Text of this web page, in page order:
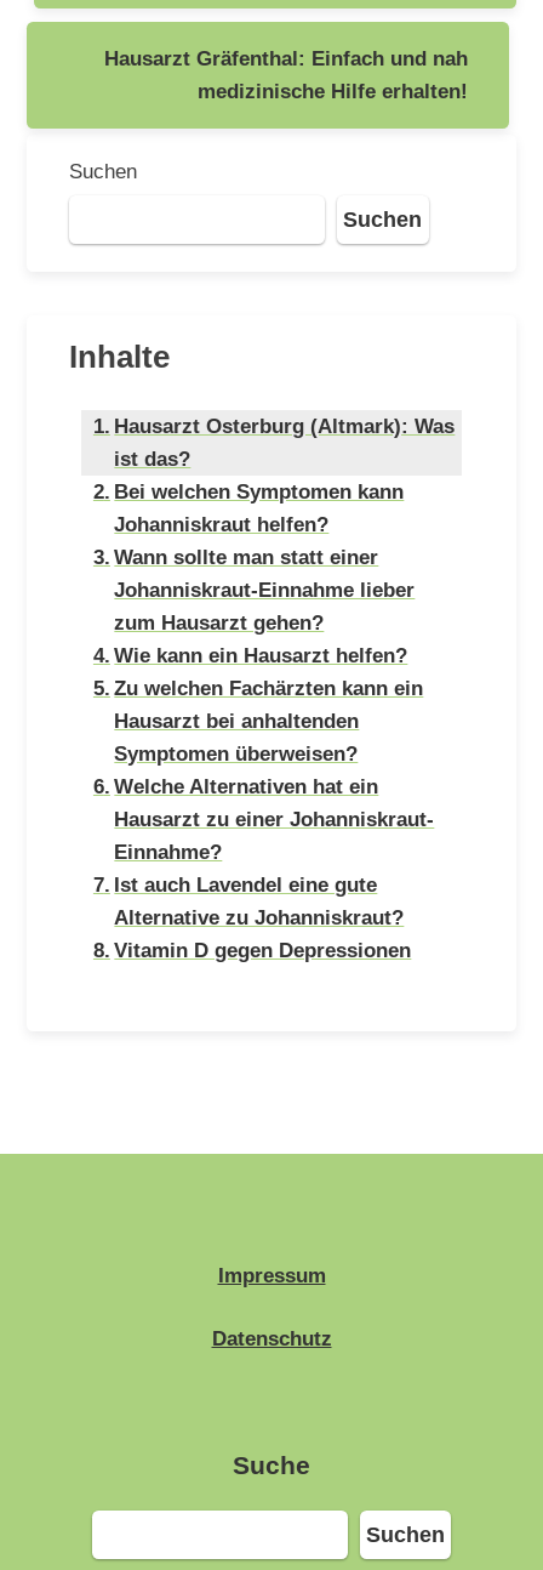
Hausarzt Gräfenthal: Einfach und nah
medizinische Hilfe erhalten!
Suchen
Suchen
Inhalte
Hausarzt Osterburg (Altmark): Was
ist das?
Bei welchen Symptomen kann
Johanniskraut helfen?
Wann sollte man statt einer
Johanniskraut-Einnahme lieber
zum Hausarzt gehen?
Wie kann ein Hausarzt helfen?
Zu welchen Fachärzten kann ein
Hausarzt bei anhaltenden
Symptomen überweisen?
Welche Alternativen hat ein
Hausarzt zu einer Johanniskraut-
Einnahme?
Ist auch Lavendel eine gute
Alternative zu Johanniskraut?
Vitamin D gegen Depressionen
Impressum
Datenschutz
Suche
Suchen
Suchen